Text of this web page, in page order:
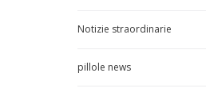
Notizie straordinarie
pillole news